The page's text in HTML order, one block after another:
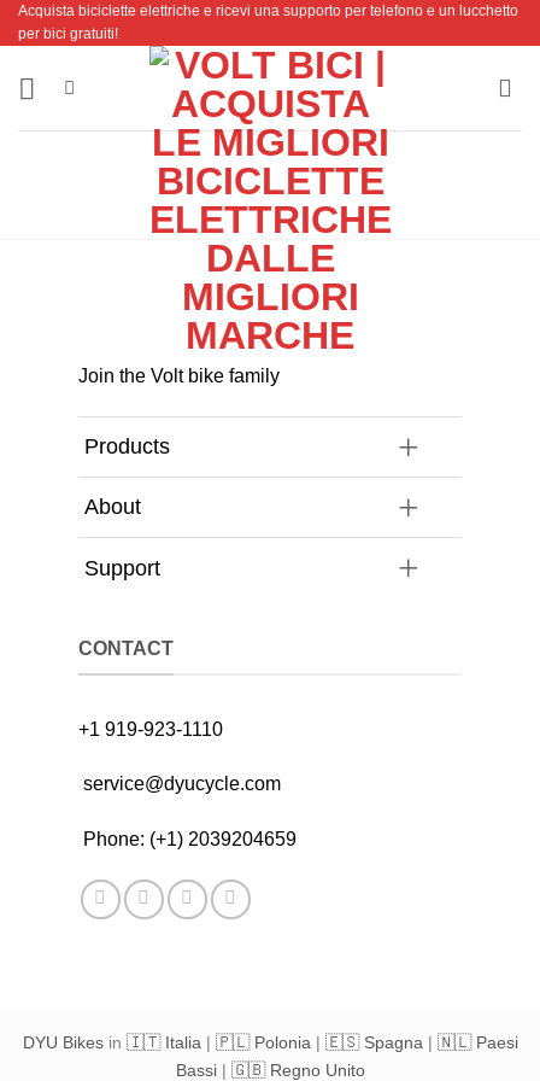
Salta
ai
contenuti
Acquista biciclette elettriche e ricevi una supporto per telefono e un lucchetto
per bici gratuiti!
Join the Volt bike family
Products
About
Support
CONTACT
+1 919-923-1110
service@dyucycle.com
Phone: (+1) 2039204659
DYU Bikesin 🇮🇹 Italia | 🇵🇱 Polonia | 🇪🇸 Spagna | 🇳🇱 Paesi
Bassi| 🇬🇧 Regno Unito